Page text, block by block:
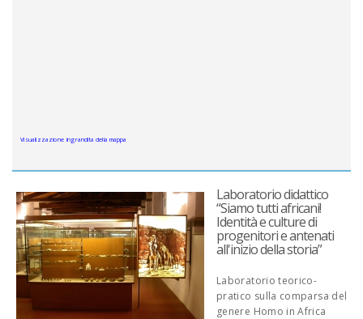
Visualizzazione ingrandita della mappa
Laboratorio didattico
“Siamo tutti africani!
Identità e culture di
progenitori e antenati
all'inizio della storia”
Laboratorio teorico-
pratico sulla comparsa del
genere Homo in Africa